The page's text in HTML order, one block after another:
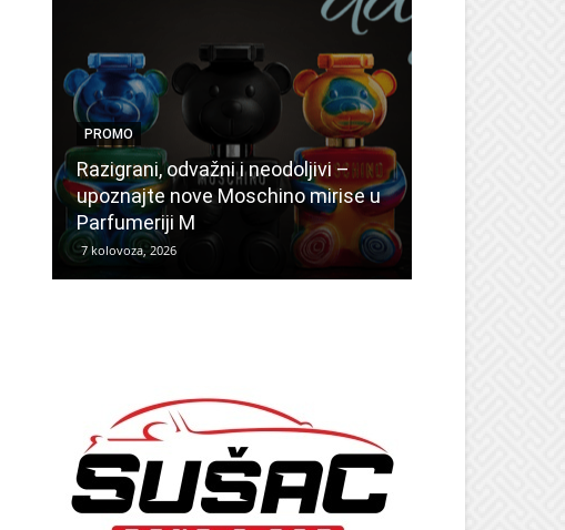
PROMO
Razigrani, odvažni i neodoljivi –
upoznajte nove Moschino mirise u
Parfumeriji M
7 kolovoza, 2026